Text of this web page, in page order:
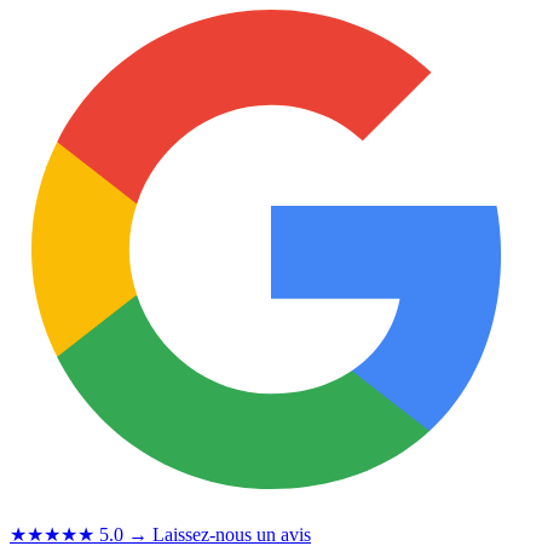
★★★★★ 5.0 → Laissez-nous un avis